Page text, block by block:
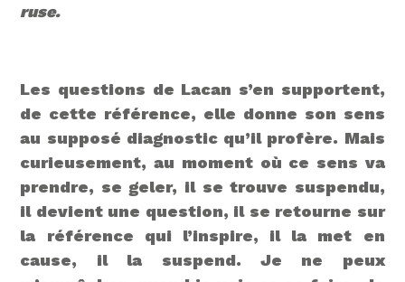
ruse.
Les questions de Lacan s’en supportent,
de cette référence, elle donne son sens
au supposé diagnostic qu’il profère. Mais
curieusement, au moment où ce sens va
prendre, se geler, il se trouve suspendu,
il devient une question, il se retourne sur
la référence qui l’inspire, il la met en
cause, il la suspend. Je ne peux